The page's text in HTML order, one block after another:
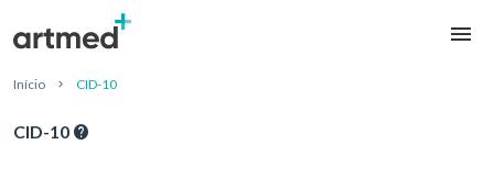
Início CID-10
CID-10